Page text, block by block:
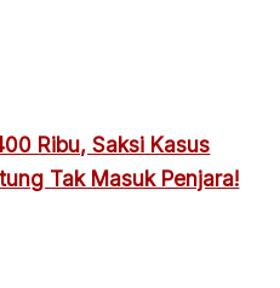
Ribu, Saksi Kasus
Tak Masuk Penjara!